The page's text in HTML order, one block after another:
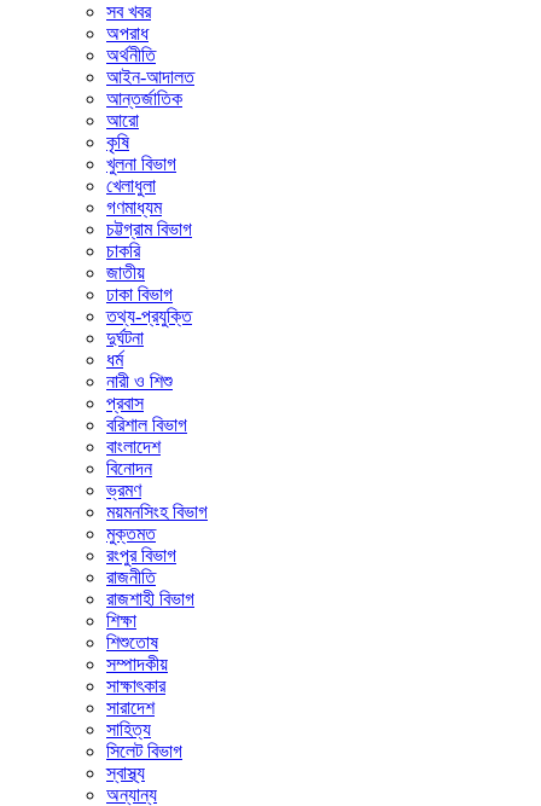
সব খবর
অপরাধ
অর্থনীতি
আইন-আদালত
আন্তর্জাতিক
আরো
কৃষি
খুলনা বিভাগ
খেলাধুলা
গণমাধ্যম
চট্টগ্রাম বিভাগ
চাকরি
জাতীয়
ঢাকা বিভাগ
তথ্য-প্রযুক্তি
দুর্ঘটনা
ধর্ম
নারী ও শিশু
প্রবাস
বরিশাল বিভাগ
বাংলাদেশ
বিনোদন
ভ্রমণ
ময়মনসিংহ বিভাগ
মুক্তমত
রংপুর বিভাগ
রাজনীতি
রাজশাহী বিভাগ
শিক্ষা
শিশুতোষ
সম্পাদকীয়
সাক্ষাৎকার
সারাদেশ
সাহিত্য
সিলেট বিভাগ
স্বাস্থ্য
অন্যান্য